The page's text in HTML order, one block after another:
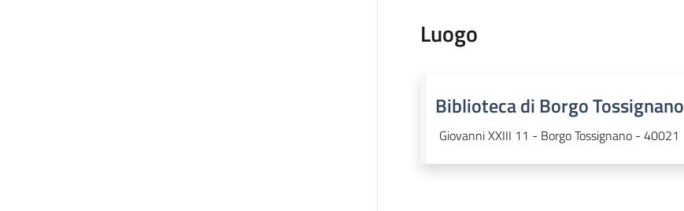
Luogo
Biblioteca di Borgo Tossignano
Giovanni XXIII 11 - Borgo Tossignano - 40021